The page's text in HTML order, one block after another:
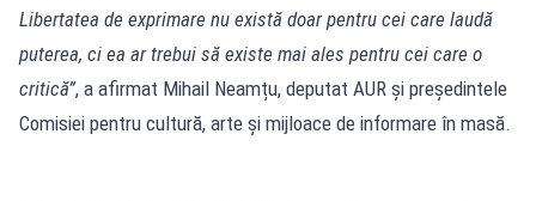
Libertatea de exprimare nu există doar pentru cei care laudă
puterea, ci ea ar trebui să existe mai ales pentru cei care o
critică”, a afirmat Mihail Neamțu, deputat AUR și președintele
Comisiei pentru cultură, arte şi mijloace de informare în masă.